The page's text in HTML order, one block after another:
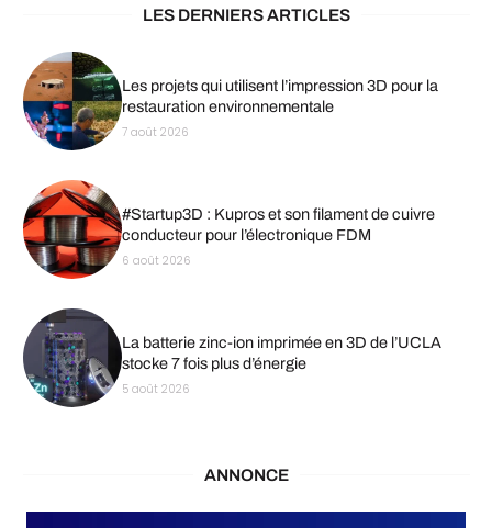
LES DERNIERS ARTICLES
Les projets qui utilisent l’impression 3D pour la
restauration environnementale
7 août 2026
#Startup3D : Kupros et son filament de cuivre
conducteur pour l’électronique FDM
6 août 2026
La batterie zinc-ion imprimée en 3D de l’UCLA
stocke 7 fois plus d’énergie
5 août 2026
ANNONCE